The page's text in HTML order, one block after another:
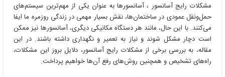
مشکلات رایج آسانسور ، آسانسورها به عنوان یکی از مهم‌ترین سیستم‌های
حمل‌ونقل عمودی در ساختمان‌ها، نقش بسیار مهمی در زندگی روزمره ما ایفا
می‌کنند. با این حال، مانند هر دستگاه مکانیکی دیگری، آسانسورها نیز ممکن
است دچار مشکل شوند و نیاز به تعمیر و نگهداری داشته باشند. در این
مقاله، به بررسی برخی از مشکلات رایج آسانسور، دلایل بروز این مشکلات،
راه‌های تشخیص و همچنین روش‌های رفع آن‌ها خواهیم پرداخت.